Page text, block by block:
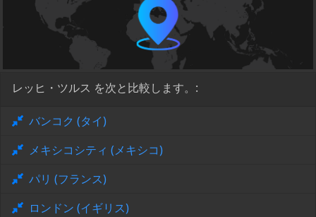
レッヒ・ツルス を次と比較します。:
バンコク (タイ)
メキシコシティ (メキシコ)
パリ (フランス)
ロンドン (イギリス)